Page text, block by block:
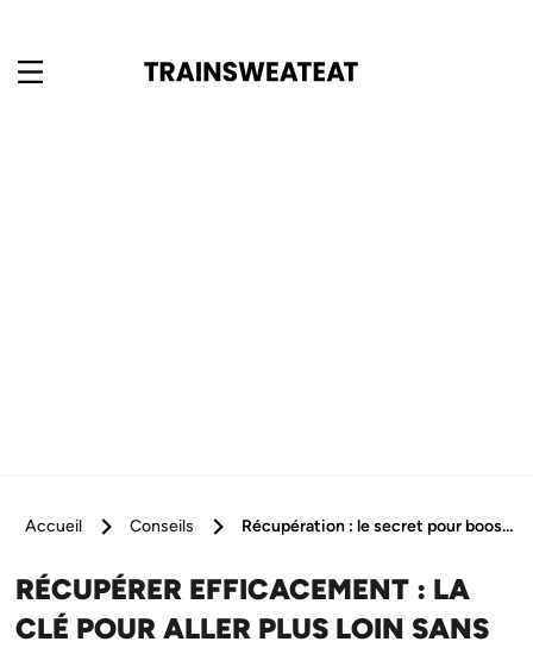
Accueil Conseils Récupération : le secret pour booster tes performances
RÉCUPÉRER EFFICACEMENT : LA
CLÉ POUR ALLER PLUS LOIN SANS